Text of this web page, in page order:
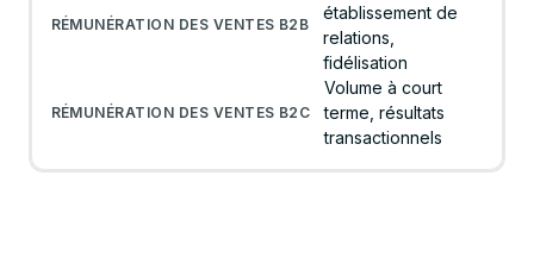
établissement de
relations,
fidélisation
Volume à court
terme, résultats
transactionnels